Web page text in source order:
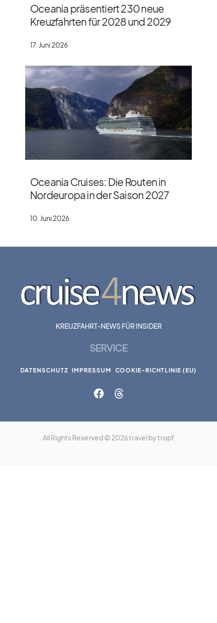
Oceania präsentiert 230 neue
Kreuzfahrten für 2028 und 2029
17. Juni 2026
Oceania Cruises: Die Routen in
Nordeuropa in der Saison 2027
10. Juni 2026
KREUZFAHRT-NEWS FÜR INSIDER
SERVICE
DATENSCHUTZ IMPRESSUM COOKIE-RICHTLINIE (EU)
All Rights Reserved © 2026 travel by tropf